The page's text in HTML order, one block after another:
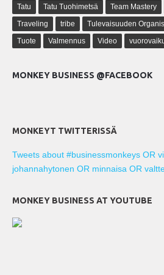
Tatu
Tatu Tuohimetsä Team Mastery
Traveling
tribe Tulevaisuuden
Tuote
Valmennus Video
MONKEY BUSINESS @FACEBOOK
MONKEYT TWITTERISSÄ
Tweets about #businessmonkeys OR
johannahytonen OR minnaisa OR
MONKEY BUSINESS AT YOUTUBE